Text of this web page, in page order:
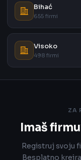
Bihać
655 firmi
Visoko
498 firmi
ZA
Imaš
Registruj svoju
Besplatno